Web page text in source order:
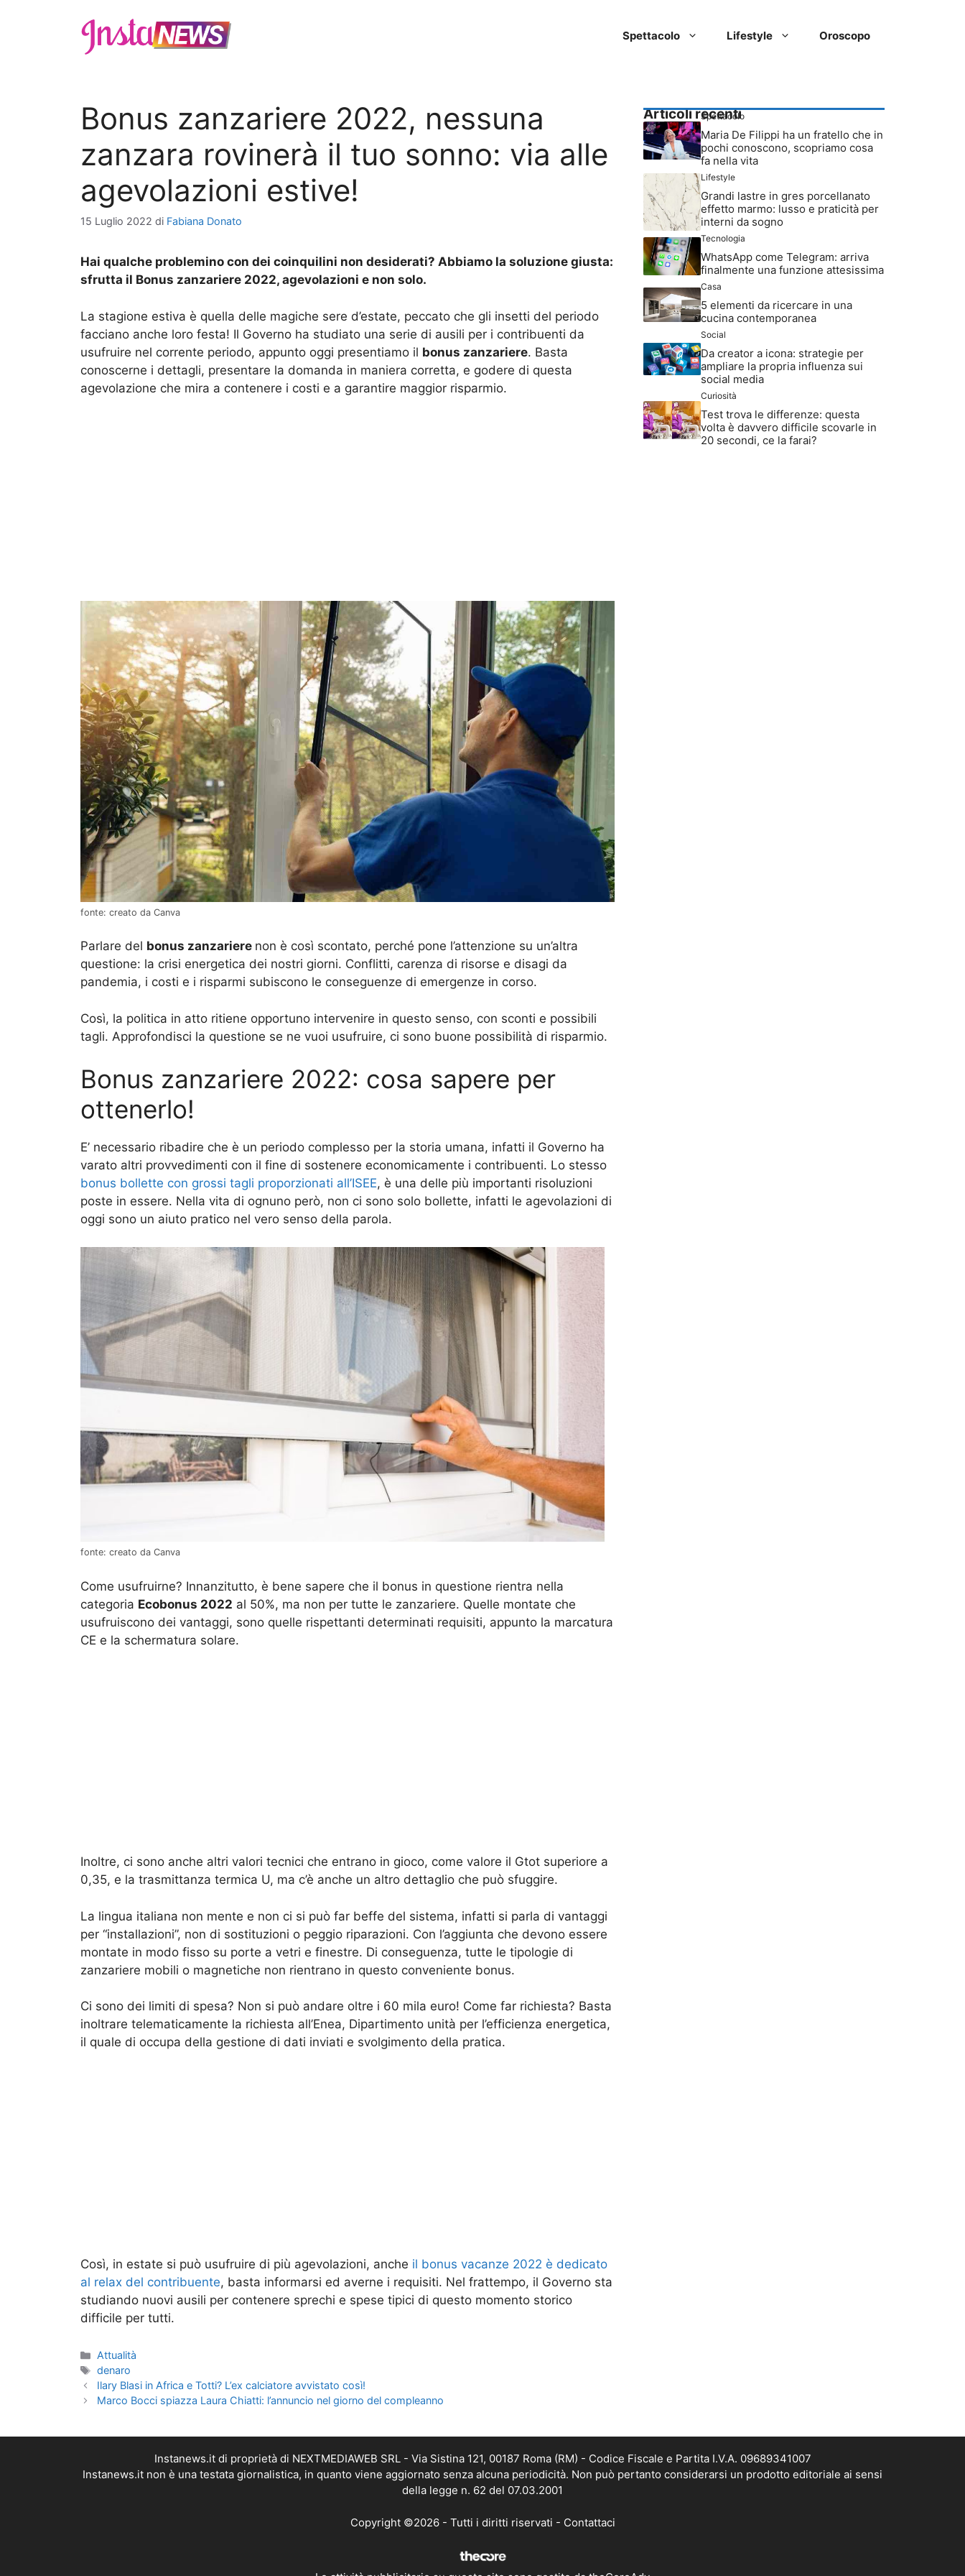
Spettacolo Lifestyle Oroscopo
Bonus zanzariere 2022, nessuna
zanzara rovinerà il tuo sonno: via alle
agevolazioni estive!
15 Luglio 2022 di Fabiana Donato
Hai qualche problemino con dei coinquilini non desiderati? Abbiamo la soluzione giusta:
sfrutta il Bonus zanzariere 2022, agevolazioni e non solo.
La stagione estiva è quella delle magiche sere d’estate, peccato che gli insetti del periodo
facciano anche loro festa! Il Governo ha studiato una serie di ausili per i contribuenti da
usufruire nel corrente periodo, appunto oggi presentiamo il bonus zanzariere. Basta
conoscerne i dettagli, presentare la domanda in maniera corretta, e godere di questa
agevolazione che mira a contenere i costi e a garantire maggior risparmio.
fonte: creato da Canva
Parlare del bonus zanzariere non è così scontato, perché pone l’attenzione su un’altra
questione: la crisi energetica dei nostri giorni. Conflitti, carenza di risorse e disagi da
pandemia, i costi e i risparmi subiscono le conseguenze di emergenze in corso.
Così, la politica in atto ritiene opportuno intervenire in questo senso, con sconti e possibili
tagli. Approfondisci la questione se ne vuoi usufruire, ci sono buone possibilità di risparmio.
Bonus zanzariere 2022: cosa sapere per
ottenerlo!
E’ necessario ribadire che è un periodo complesso per la storia umana, infatti il Governo ha
varato altri provvedimenti con il fine di sostenere economicamente i contribuenti. Lo stesso
bonus bollette con grossi tagli proporzionati all’ISEE, è una delle più importanti risoluzioni
poste in essere. Nella vita di ognuno però, non ci sono solo bollette, infatti le agevolazioni di
oggi sono un aiuto pratico nel vero senso della parola.
fonte: creato da Canva
Come usufruirne? Innanzitutto, è bene sapere che il bonus in questione rientra nella
categoria Ecobonus 2022 al 50%, ma non per tutte le zanzariere. Quelle montate che
usufruiscono dei vantaggi, sono quelle rispettanti determinati requisiti, appunto la marcatura
CE e la schermatura solare.
Inoltre, ci sono anche altri valori tecnici che entrano in gioco, come valore il Gtot superiore a
0,35, e la trasmittanza termica U, ma c’è anche un altro dettaglio che può sfuggire.
La lingua italiana non mente e non ci si può far beffe del sistema, infatti si parla di vantaggi
per “installazioni”, non di sostituzioni o peggio riparazioni. Con l’aggiunta che devono essere
montate in modo fisso su porte a vetri e finestre. Di conseguenza, tutte le tipologie di
zanzariere mobili o magnetiche non rientrano in questo conveniente bonus.
Ci sono dei limiti di spesa? Non si può andare oltre i 60 mila euro! Come far richiesta? Basta
inoltrare telematicamente la richiesta all’Enea, Dipartimento unità per l’efficienza energetica,
il quale di occupa della gestione di dati inviati e svolgimento della pratica.
Così, in estate si può usufruire di più agevolazioni, anche il bonus vacanze 2022 è dedicato
al relax del contribuente, basta informarsi ed averne i requisiti. Nel frattempo, il Governo sta
studiando nuovi ausili per contenere sprechi e spese tipici di questo momento storico
difficile per tutti.
Categorie
Attualità
Tag
denaro
Ilary Blasi in Africa e Totti? L’ex calciatore avvistato così!
Marco Bocci spiazza Laura Chiatti: l’annuncio nel giorno del compleanno
Articoli recenti
Spettacolo
Maria De Filippi ha un fratello che in
pochi conoscono, scopriamo cosa
fa nella vita
Lifestyle
Grandi lastre in gres porcellanato
effetto marmo: lusso e praticità per
interni da sogno
Tecnologia
WhatsApp come Telegram: arriva
finalmente una funzione attesissima
Casa
5 elementi da ricercare in una
cucina contemporanea
Social
Da creator a icona: strategie per
ampliare la propria influenza sui
social media
Curiosità
Test trova le differenze: questa
volta è davvero difficile scovarle in
20 secondi, ce la farai?
Instanews.it di proprietà di NEXTMEDIAWEB SRL - Via Sistina 121, 00187 Roma (RM) - Codice Fiscale e Partita I.V.A. 09689341007
Instanews.it non è una testata giornalistica, in quanto viene aggiornato senza alcuna periodicità. Non può pertanto considerarsi un prodotto editoriale ai sensi
della legge n. 62 del 07.03.2001
Copyright ©2026 - Tutti i diritti riservati - Contattaci